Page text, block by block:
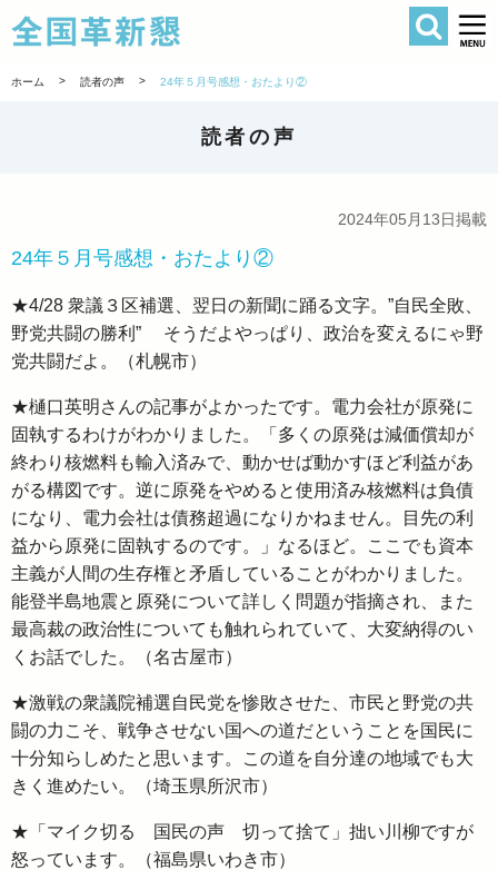
全国革新懇
検索
ホーム > 読者の声 > 24年５月号感想・おたより②
読者の声
2024年05月13日掲載
24年５月号感想・おたより②
★4/28 衆議３区補選、翌日の新聞に踊る文字。”自民全敗、
野党共闘の勝利” そうだよやっぱり、政治を変えるにゃ野
党共闘だよ。（札幌市）
★樋口英明さんの記事がよかったです。電力会社が原発に
固執するわけがわかりました。「多くの原発は減価償却が
終わり核燃料も輸入済みで、動かせば動かすほど利益があ
がる構図です。逆に原発をやめると使用済み核燃料は負債
になり、電力会社は債務超過になりかねません。目先の利
益から原発に固執するのです。」なるほど。ここでも資本
主義が人間の生存権と矛盾していることがわかりました。
能登半島地震と原発について詳しく問題が指摘され、また
最高裁の政治性についても触れられていて、大変納得のい
くお話でした。（名古屋市）
★激戦の衆議院補選自民党を惨敗させた、市民と野党の共
闘の力こそ、戦争させない国への道だということを国民に
十分知らしめたと思います。この道を自分達の地域でも大
きく進めたい。（埼玉県所沢市）
★「マイク切る 国民の声 切って捨て」拙い川柳ですが
怒っています。（福島県いわき市）